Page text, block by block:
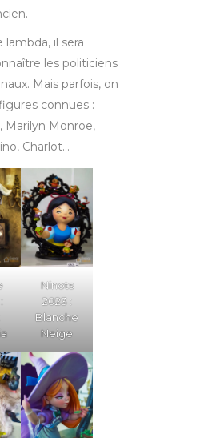
il sera
les politiciens
Mais parfois, on
connues :
Marilyn Monroe,
Charlot…
Ninots
2023 :
Blanche
Neige